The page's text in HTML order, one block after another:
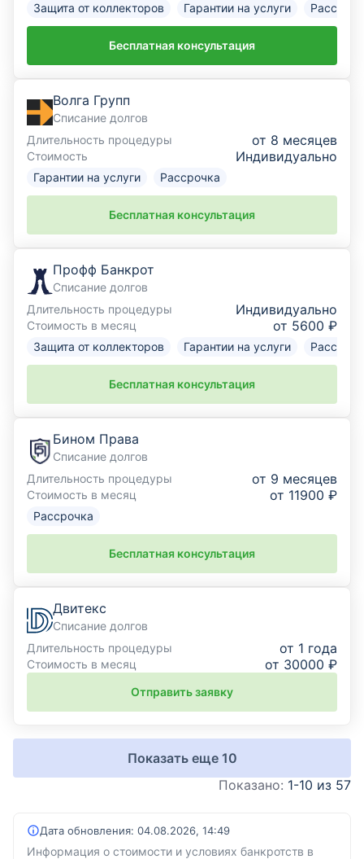
Защита от коллекторов Гарантии на услуги
Бесплатная консультация
Волга Групп
Списание долгов
Длительность процедуры
от 8 месяцев
Стоимость Индивидуально
Гарантии на услуги Рассрочка
Бесплатная консультация
Профф Банкрот
Списание долгов
Длительность процедуры
Индивидуально
Стоимость в месяц от 5600 ₽
Защита от коллекторов Гарантии на услуги
Бесплатная консультация
Бином Права
Списание долгов
Длительность процедуры
от 9 месяцев
Стоимость в месяц от 11900 ₽
Рассрочка
Бесплатная консультация
Двитекс
Списание долгов
Длительность процедуры
от 1 года
Стоимость в месяц от 30000 ₽
Отправить заявку
Показать еще 10
Показано: 1-10 из 57
Дата обновления: 04.08.2026, 14:49
Информация о стоимости и условиях банкротств в